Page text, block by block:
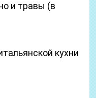
и травы (в
кухни